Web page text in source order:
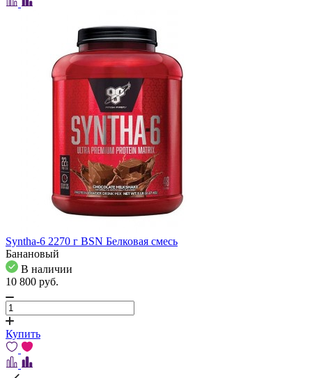
Syntha-6 2270 г BSN Белковая смесь
Банановый
В наличии
10 800 pуб.
Купить